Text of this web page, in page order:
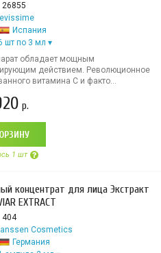
26855
Испания
шт по 3 мл
обладает мощным
действием. Революционное
витамина С и факто...
р.
1 шт
концентрат для лица Экстракт
EXTRACT
404
Cosmetics
Германия